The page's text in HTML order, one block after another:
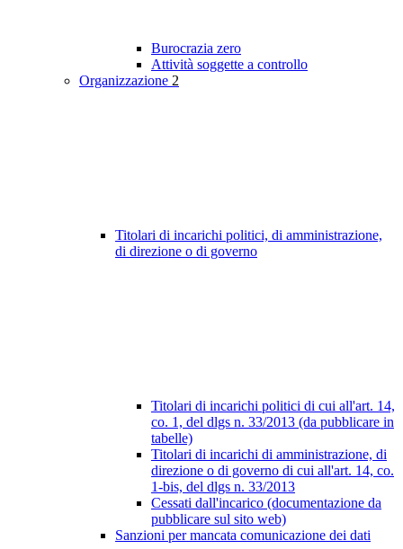
Burocrazia zero
Attività soggette a controllo
Organizzazione 2
Titolari di incarichi politici, di amministrazione,
di direzione o di governo
Titolari di incarichi politici di cui all'art. 14,
co. 1, del dlgs n. 33/2013 (da pubblicare in
tabelle)
Titolari di incarichi di amministrazione, di
direzione o di governo di cui all'art. 14, co.
1-bis, del dlgs n. 33/2013
Cessati dall'incarico (documentazione da
pubblicare sul sito web)
Sanzioni per mancata comunicazione dei dati